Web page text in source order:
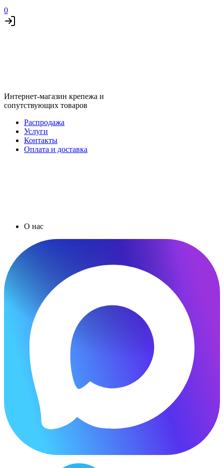
0
Интернет-магазин крепежа и
сопутствующих товаров
Распродажа
Услуги
Контакты
Оплата и доставка
О нас